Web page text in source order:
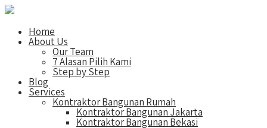
Home
About Us
Our Team
7 Alasan Pilih Kami
Step by Step
Blog
Services
Kontraktor Bangunan Rumah
Kontraktor Bangunan Jakarta
Kontraktor Bangunan Bekasi